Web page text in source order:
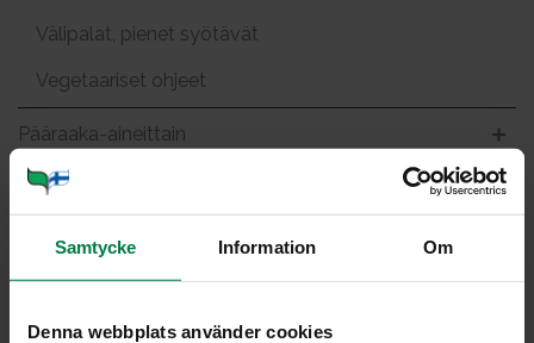
Samtycke Information Om
Denna webbplats använder cookies
Välipalat, pienet syötävät
Vegetaariset ohjeet
Pääraaka-aineittain
Gril­lat­tua mu­na­koi­soa ja
to­maat­tia